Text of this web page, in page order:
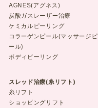
AGNES(アグネス)
炭酸ガスレーザー治療
ケミカルピーリング
コラーゲンピール(マッサージピ
ール)
ボディピーリング
スレッド治療(糸リフト)
糸リフト
ショッピングリフト